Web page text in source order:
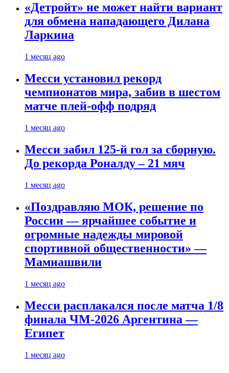
«Детройт» не может найти вариант
для обмена нападающего Дилана
Ларкина
1 месяц ago
Месси установил рекорд
чемпионатов мира, забив в шестом
матче плей‑офф подряд
1 месяц ago
Месси забил 125-й гол за сборную.
До рекорда Роналду – 21 мяч
1 месяц ago
«Поздравляю МОК, решение по
России — ярчайшее событие и
огромные надежды мировой
спортивной общественности» —
Мамиашвили
1 месяц ago
Месси расплакался после матча 1/8
финала ЧМ-2026 Аргентина —
Египет
1 месяц ago